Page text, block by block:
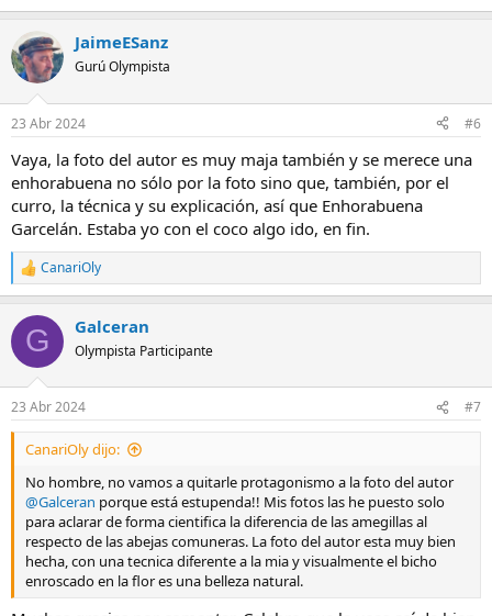
JaimeESanz
Gurú Olympista
23 Abr 2024 #6
Vaya, la foto del autor es muy maja también y se merece una
enhorabuena no sólo por la foto sino que, también, por el
curro, la técnica y su explicación, así que Enhorabuena
Garcelán. Estaba yo con el coco algo ido, en fin.
R
e
c
i
e
s
CanariOly
G Galceran
Olympista Participante
23 Abr 2024 #7
CanariOly dijo:
No hombre, no vamos a quitarle protagonismo a la foto del autor
@Galceran porque está estupenda!! Mis fotos las he puesto solo
para aclarar de forma cientifica la diferencia de las amegillas al
respecto de las abejas comuneras. La foto del autor esta muy bien
hecha, con una tecnica diferente a la mia y visualmente el bicho
enroscado en la flor es una belleza natural.